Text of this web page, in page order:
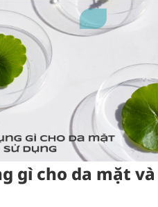
gì cho da mặt và